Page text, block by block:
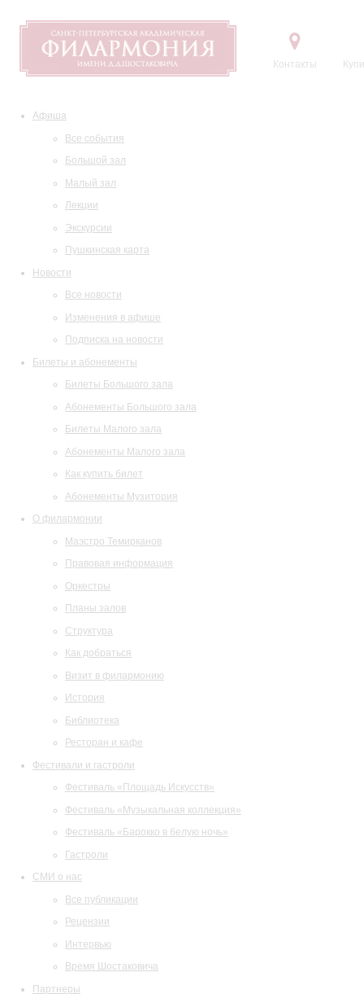
Контакты
Афиша
Все события
Большой зал
Малый зал
Лекции
Экскурсии
Пушкинская карта
Новости
Все новости
Изменения в афише
Подписка на новости
Билеты и абонементы
Билеты Большого зала
Абонементы Большого зала
Билеты Малого зала
Абонементы Малого зала
Как купить билет
Абонементы Музитория
О филармонии
Маэстро Темирканов
Правовая информация
Оркестры
Планы залов
Структура
Как добраться
Визит в филармонию
История
Библиотека
Ресторан и кафе
Фестивали и гастроли
Фестиваль «Площадь Искусств»
Фестиваль «Музыкальная коллекция»
Фестиваль «Барокко в белую ночь»
Гастроли
СМИ о нас
Все публикации
Рецензии
Интервью
Время Шостаковича
Партнеры